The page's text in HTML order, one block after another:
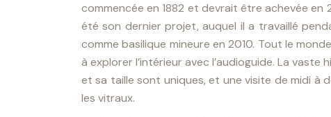
commencée en 1882 et devrait être achevée en
été son dernier projet, auquel il a travaillé
comme basilique mineure en 2010. Tout le
à explorer l’intérieur avec l’audioguide. La
et sa taille sont uniques, et une visite de midi à
les vitraux.